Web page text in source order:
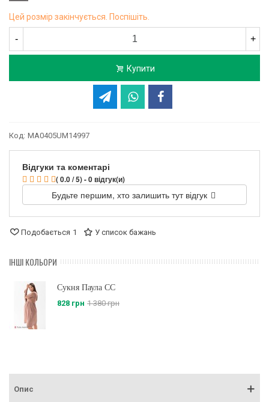
Цей розмір закінчується. Поспішіть.
- +
Купити
Код: MA0405UM14997
Відгуки та коментарі
( 0.0 / 5) - 0 відгук(и)
Будьте першим, хто залишить тут відгук
Подобається 1 У список бажань
ІНШІ КОЛЬОРИ
Сукня Паула CC
828 грн 1 380 грн
Опис